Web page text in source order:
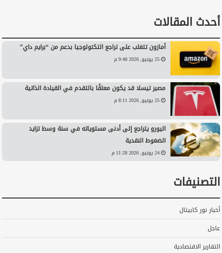
أحدث المقالات
أمازون تتغلب على تراجع التكنولوجيا بدعم من “برايم داي”
25 يونيو, 2026 9:48 م
مصير تيسلا قد يكون معلقًا بالتقدم في القيادة الذاتية
25 يونيو, 2026 8:11 م
اليورو يتراجع إلى أدنى مستوياته في سنة وسط تزايد
الضغوط النقدية
24 يونيو, 2026 11:28 م
التصنيفات
أخبار نور كابيتال
عاجل
التقارير الاقتصادية